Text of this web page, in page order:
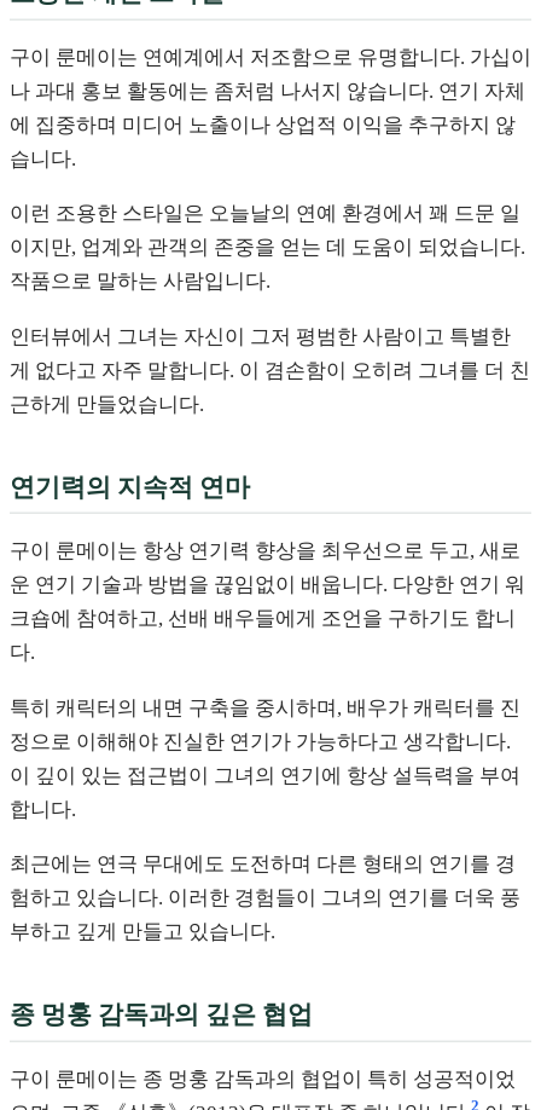
구이 룬메이는 연예계에서 저조함으로 유명합니다. 가십이
나 과대 홍보 활동에는 좀처럼 나서지 않습니다. 연기 자체
에 집중하며 미디어 노출이나 상업적 이익을 추구하지 않
습니다.
이런 조용한 스타일은 오늘날의 연예 환경에서 꽤 드문 일
이지만, 업계와 관객의 존중을 얻는 데 도움이 되었습니다.
작품으로 말하는 사람입니다.
인터뷰에서 그녀는 자신이 그저 평범한 사람이고 특별한
게 없다고 자주 말합니다. 이 겸손함이 오히려 그녀를 더 친
근하게 만들었습니다.
연기력의 지속적 연마
구이 룬메이는 항상 연기력 향상을 최우선으로 두고, 새로
운 연기 기술과 방법을 끊임없이 배웁니다. 다양한 연기 워
크숍에 참여하고, 선배 배우들에게 조언을 구하기도 합니
다.
특히 캐릭터의 내면 구축을 중시하며, 배우가 캐릭터를 진
정으로 이해해야 진실한 연기가 가능하다고 생각합니다.
이 깊이 있는 접근법이 그녀의 연기에 항상 설득력을 부여
합니다.
최근에는 연극 무대에도 도전하며 다른 형태의 연기를 경
험하고 있습니다. 이러한 경험들이 그녀의 연기를 더욱 풍
부하고 깊게 만들고 있습니다.
종 멍훙 감독과의 깊은 협업
구이 룬메이는 종 멍훙 감독과의 협업이 특히 성공적이었
2